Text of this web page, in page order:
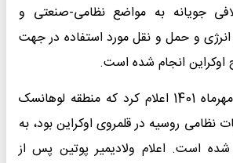
تلافی جویانه به مواضع نظامی-صنعتی و
و حمل و نقل مورد استفاده در جهت
اوکراین انجام شده است.
رئیس‌جمهور روسیه مهرماه 1401 اعلام کرد که منطقه لوهانسک
نظامی روسیه در قلمروی اوکراین بود، به
است. اعلام ولادیمیر پوتین پس از